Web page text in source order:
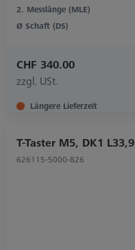
2. Messlänge (MLE)
Ø Schaft (DS)
CHF 340.00
zzgl. USt.
Längere Lieferzeit
T-Taster M5, DK1 L33,9
626115-5000-826